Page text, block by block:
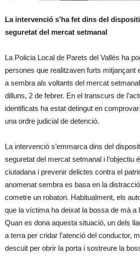
La intervenció s’ha fet dins del
seguretat del mercat setmanal
La Policia Local de Parets del Vallès ha
persones que realitzaven furts mitjançant
a sembra als voltants del mercat
dilluns, 2 de febrer. En el transcurs de
identificats ha estat detingut en
una ordre judicial de detenció.
La intervenció s’emmarca dins del
seguretat del mercat setmanal i l’objectiu
ciutadana i prevenir delictes contra el
anomenat sembra es basa en la
cometre un robatori. Habitualment, els
que la víctima ha deixat la bossa de mà a
Quan es dona aquesta situació, un dels
a terra per cridar l’atenció del conductor,
descuit per obrir la porta i sostreure la